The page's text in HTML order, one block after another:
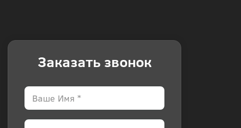
Заказать звонок